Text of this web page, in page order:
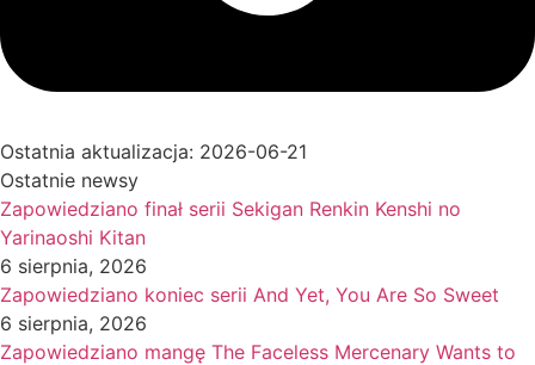
Ostatnia aktualizacja: 2026-06-21
Ostatnie newsy
Zapowiedziano finał serii Sekigan Renkin Kenshi no
Yarinaoshi Kitan
6 sierpnia, 2026
Zapowiedziano koniec serii And Yet, You Are So Sweet
6 sierpnia, 2026
Zapowiedziano mangę The Faceless Mercenary Wants to